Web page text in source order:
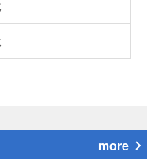
more